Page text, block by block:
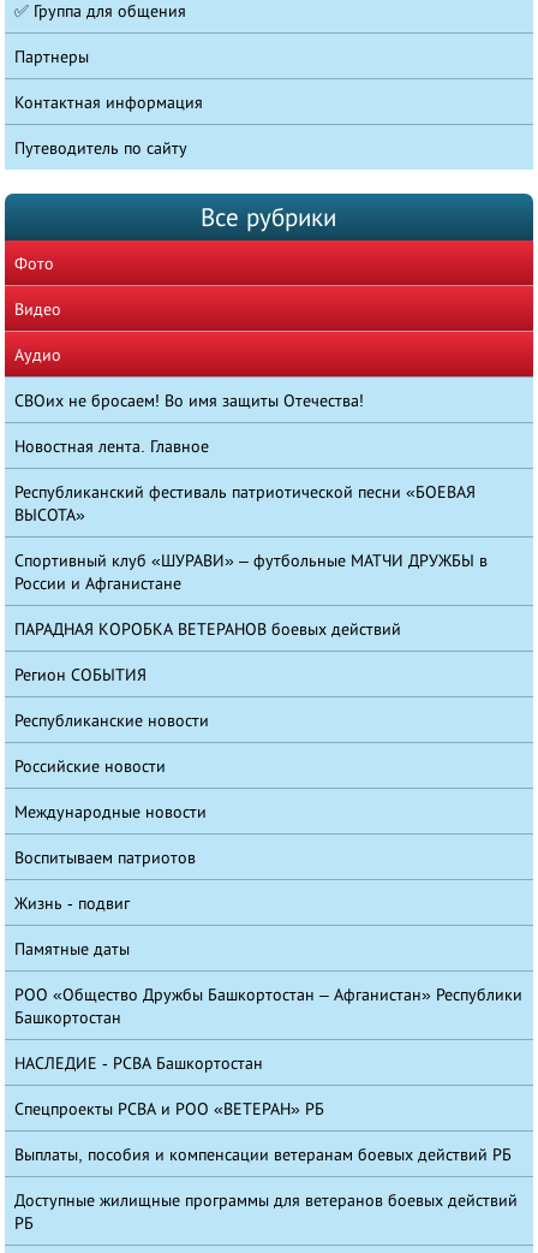
✅ Группа для общения
Партнеры
Контактная информация
Путеводитель по сайту
Все рубрики
Фото
Видео
Аудио
СВОих не бросаем! Во имя защиты Отечества!
Новостная лента. Главное
Республиканский фестиваль патриотической песни «БОЕВАЯ
ВЫСОТА»
Спортивный клуб «ШУРАВИ» – футбольные МАТЧИ ДРУЖБЫ в
России и Афганистане
ПАРАДНАЯ КОРОБКА ВЕТЕРАНОВ боевых действий
Регион СОБЫТИЯ
Республиканские новости
Российские новости
Международные новости
Воспитываем патриотов
Жизнь - подвиг
Памятные даты
РОО «Общество Дружбы Башкортостан – Афганистан» Республики
Башкортостан
НАСЛЕДИЕ - РСВА Башкортостан
Спецпроекты РСВА и РОО «ВЕТЕРАН» РБ
Выплаты, пособия и компенсации ветеранам боевых действий РБ
Доступные жилищные программы для ветеранов боевых действий
РБ